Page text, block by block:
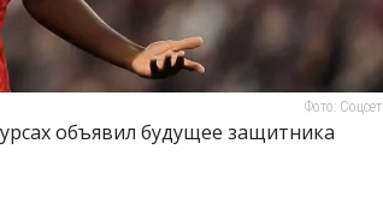
Фото:
объявил будущее защитника